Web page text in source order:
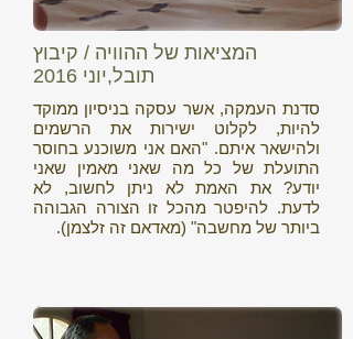
המציאות של ההוויה / קיבוץ
תובל,יוני 2016
סדנת העמקה, אשר עסקה בניסיון ממוקד
להיות, לקלוט ישירות את הרשמים
ולהישאר איתם. "האם אני משוכנע בחוסר
התועלת של כל מה שאני מאמין שאני
יודע? את האמת לא ניתן לחשוב, לא
לדעת. להיפטר מהכל זו הצורה הגבוהה
ביותר של מחשבה" (מאדאם זה זלצמן).